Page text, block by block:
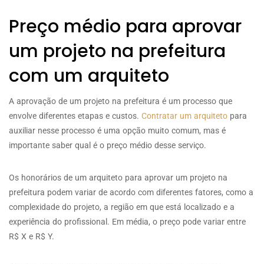
Preço médio para aprovar
um projeto na prefeitura
com um arquiteto
A aprovação de um projeto na prefeitura é um processo que
envolve diferentes etapas e custos. Contratar um arquiteto para
auxiliar nesse processo é uma opção muito comum, mas é
importante saber qual é o preço médio desse serviço.
Os honorários de um arquiteto para aprovar um projeto na
prefeitura podem variar de acordo com diferentes fatores, como a
complexidade do projeto, a região em que está localizado e a
experiência do profissional. Em média, o preço pode variar entre
R$ X e R$ Y.